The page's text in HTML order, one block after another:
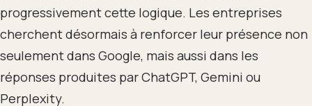
progressivement cette logique. Les entreprises
cherchent désormais à renforcer leur présence non
seulement dans Google, mais aussi dans les
réponses produites par ChatGPT, Gemini ou
Perplexity.